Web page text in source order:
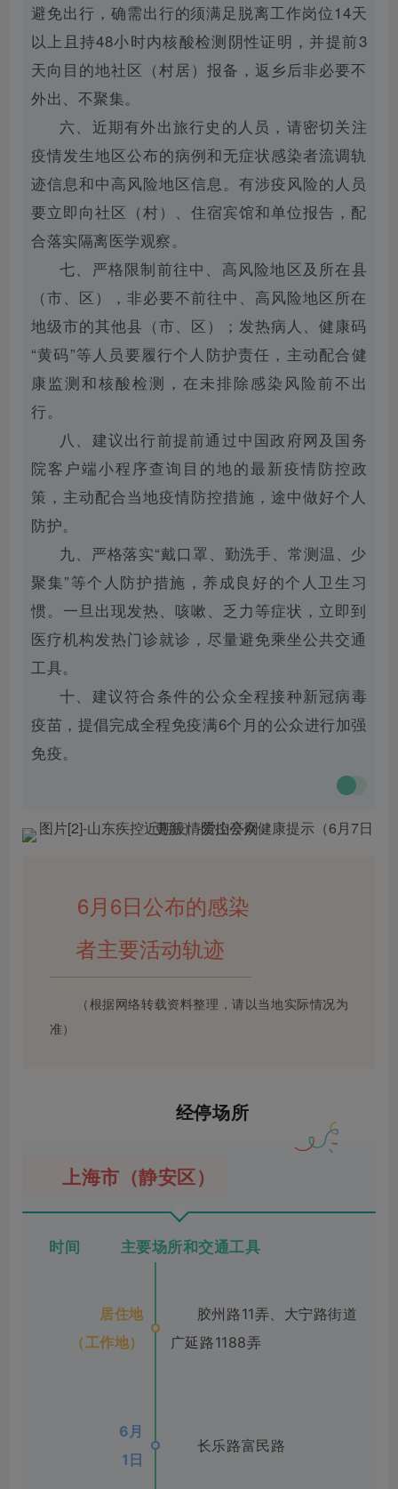
避免出行，确需出行的须满足脱离工作岗位14天
以上且持48小时内核酸检测阴性证明，并提前3
天向目的地社区（村居）报备，返乡后非必要不
外出、不聚集。
六、近期有外出旅行史的人员，请密切关注
疫情发生地区公布的病例和无症状感染者流调轨
迹信息和中高风险地区信息。有涉疫风险的人员
要立即向社区（村）、住宿宾馆和单位报告，配
合落实隔离医学观察。
七、严格限制前往中、高风险地区及所在县
（市、区），非必要不前往中、高风险地区所在
地级市的其他县（市、区）；发热病人、健康码
“黄码”等人员要履行个人防护责任，主动配合健
康监测和核酸检测，在未排除感染风险前不出
行。
八、建议出行前提前通过中国政府网及国务
院客户端小程序查询目的地的最新疫情防控政
策，主动配合当地疫情防控措施，途中做好个人
防护。
九、严格落实“戴口罩、勤洗手、常测温、少
聚集”等个人防护措施，养成良好的个人卫生习
惯。一旦出现发热、咳嗽、乏力等症状，立即到
医疗机构发热门诊就诊，尽量避免乘坐公共交通
工具。
十、建议符合条件的公众全程接种新冠病毒
疫苗，提倡完成全程免疫满6个月的公众进行加强
免疫。
6月6日公布的感染
者主要活动轨迹
（根据网络转载资料整理，请以当地实际情况为
准）
经停场所
上海市（静安区）
时间 主要场所和交通工具
居住地
（工作地）
胶州路11弄、大宁路街道
广延路1188弄
6月
1日
长乐路富民路